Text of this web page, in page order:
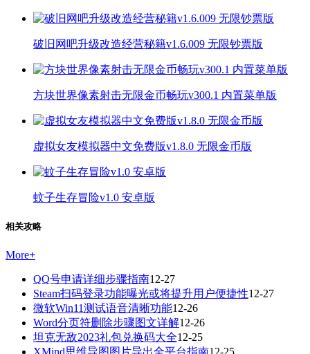
破旧网吧升级改造经营秘籍v1.6.009 无限钞票版
方块世界像素射击无限金币畅玩v300.1 内置菜单版
虚拟女友模拟器中文免费版v1.8.0 无限金币版
蚊子生存冒险v1.0 安卓版
相关攻略
More+
QQ号申请详细步骤指南12-27
Steam扫码登录功能曝光或将提升用户便捷性12-27
微软Win11测试语音清晰功能12-26
Word分页符删除步骤图文详解12-26
坦克无敌2023礼包兑换码大全12-25
XMind思维导图图片导出全平台指南12-25